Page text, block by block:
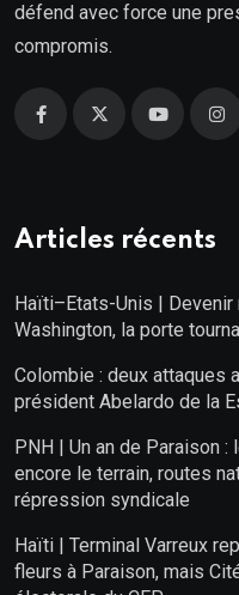
défend avec force une
compromis.
Articles récents
Haïti–Etats-Unis | Devenir
Washington, la porte
Colombie : deux attaques
président Abelardo de la
PNH | Un an de Paraison
encore le terrain, routes
répression syndicale
Haïti | Terminal Varreux
fleurs à Paraison, mais